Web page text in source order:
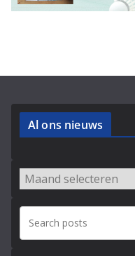
Al ons nieuws
Archieven